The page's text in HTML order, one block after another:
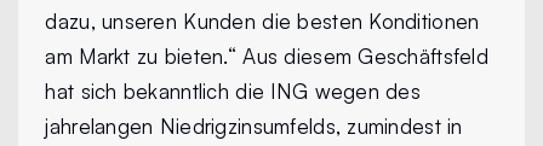
dazu, unseren Kunden die besten Konditionen
am Markt zu bieten.“ Aus diesem Geschäftsfeld
hat sich bekanntlich die ING wegen des
jahrelangen Niedrigzinsumfelds, zumindest in